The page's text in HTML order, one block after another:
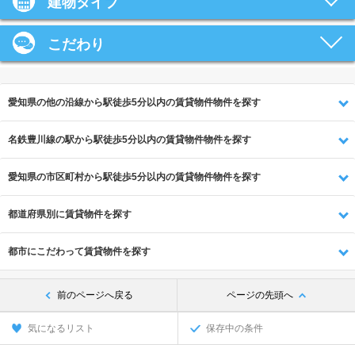
こだわり
愛知県の他の沿線から駅徒歩5分以内の賃貸物件物件を探す
名鉄豊川線の駅から駅徒歩5分以内の賃貸物件物件を探す
愛知県の市区町村から駅徒歩5分以内の賃貸物件物件を探す
都道府県別に賃貸物件を探す
都市にこだわって賃貸物件を探す
前のページへ戻る ページの先頭へ
気になるリスト 保存中の条件